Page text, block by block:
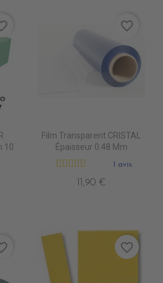
10
Film Transparent CRISTAL
Épaisseur 0.48 Mm
1 avis
11,90 €
favorite_border
favorite_border